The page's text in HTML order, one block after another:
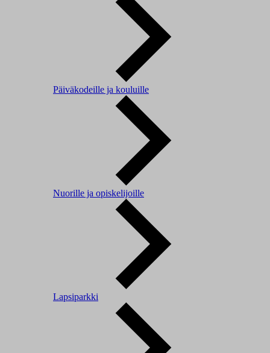
Päiväkodeille ja kouluille
Nuorille ja opiskelijoille
Lapsiparkki